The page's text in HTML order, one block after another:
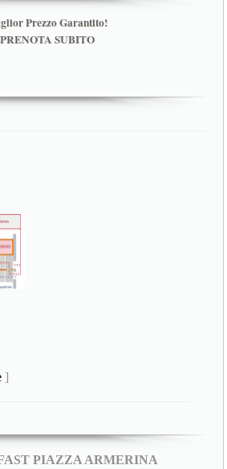
Prezzo Garantito!
PRENOTA SUBITO
]
PIAZZA ARMERINA